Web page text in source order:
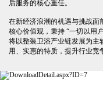
后服务的核心重任。
在新经济浪潮的机遇与挑战面
核心价值观，秉持 “一切以用
将以整装卫浴产业链发展为主
用、实惠的特质，提升行业竞